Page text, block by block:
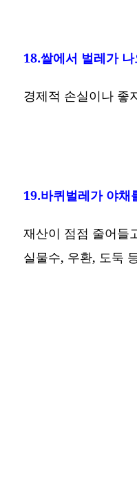
18.쌀에서 벌레가
경제적 손실이나 좋
19.바퀴벌레가 야채
재산이 점점 줄어들
실물수, 우환, 도둑